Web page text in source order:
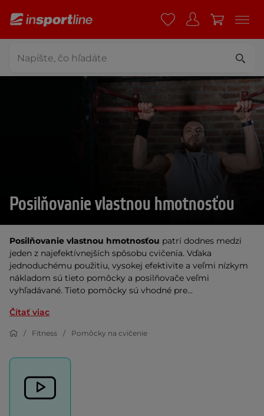
Posilňovanie vlastnou hmotnosťou
Posilňovanie vlastnou hmotnosťou patrí dodnes medzi
jeden z najefektívnejších spôsobu cvičenia. Vďaka
jednoduchému použitiu, vysokej efektivite a veľmi nízkym
nákladom sú tieto pomôcky a posilňovače veľmi
vyhľadávané. Tieto pomôcky sú vhodné pre...
Čítať viac
Fitness Pomôcky na cvičenie